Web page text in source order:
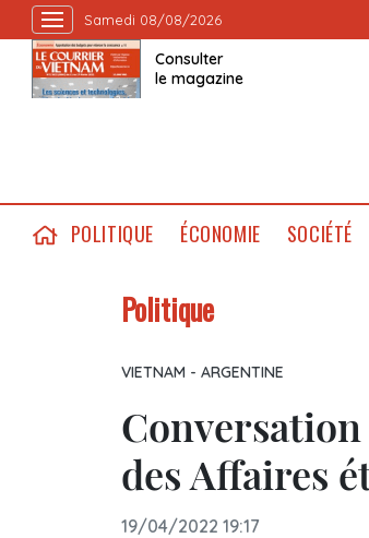
Samedi 08/08/2026
Consulter
le magazine
POLITIQUE ÉCONOMIE SOCIÉTÉ
Politique
VIETNAM - ARGENTINE
des Affaires
19/04/2022 19:17